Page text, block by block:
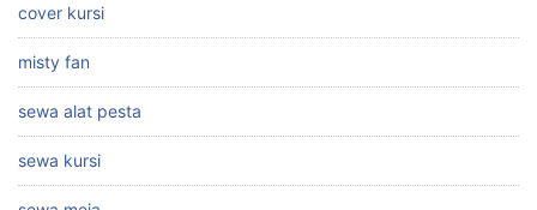
cover kursi
misty fan
sewa alat pesta
sewa kursi